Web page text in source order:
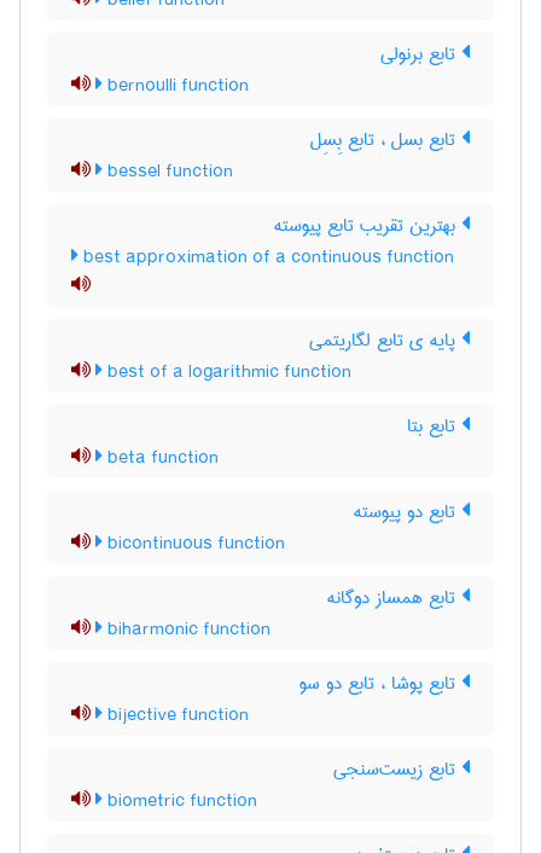
تابع برنولی
bernoulli function
تابع بسل ، تابع بِسِل
bessel function
بهترین تقریب تابع پیوسته
best approximation of a continuous function
پایه ی تابع لگاریتمی
best of a logarithmic function
تابع بتا
beta function
تابع دو پیوسته
bicontinuous function
تابع همساز دوگانه
biharmonic function
تابع پوشا ، تابع دو سو
bijective function
تابع زیست‌سنجی
biometric function